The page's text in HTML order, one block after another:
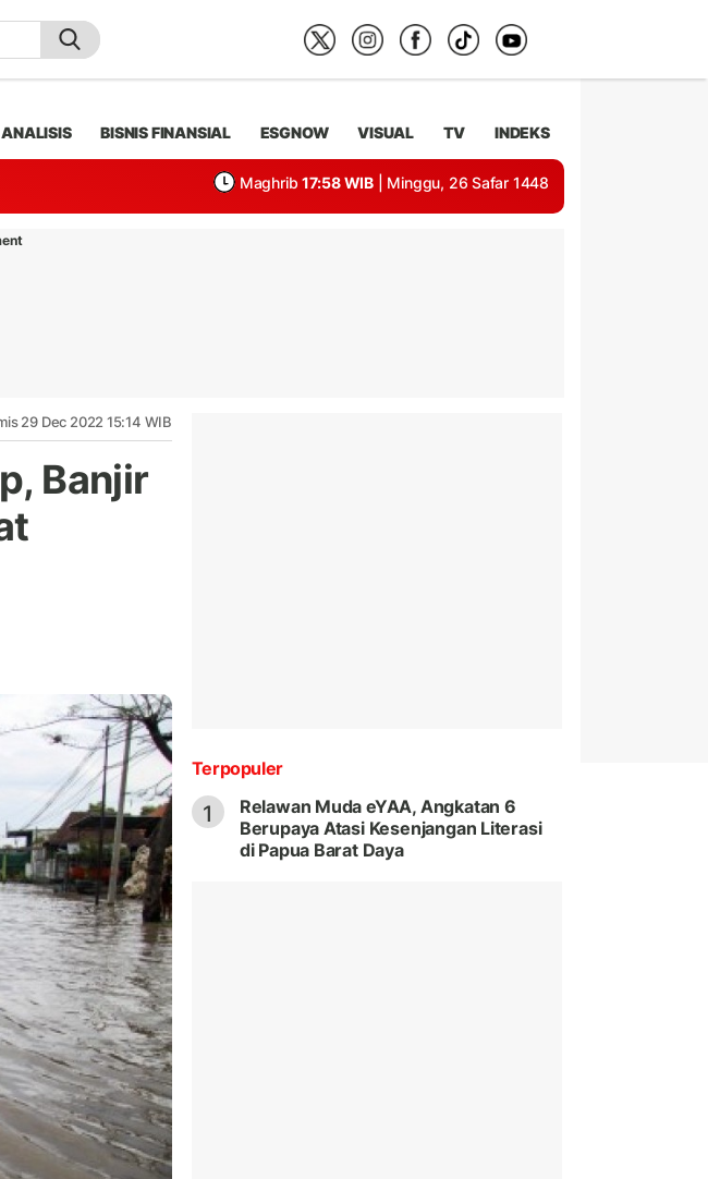
ANALISIS BISNIS FINANSIAL ESGNOW VISUAL TV INDEKS
Maghrib 17:58 WIB | Minggu, 26 Safar 1448
29 Dec 2022 15:14 WIB
Banjir
Terpopuler
1
Relawan Muda eYAA, Angkatan 6
Berupaya Atasi Kesenjangan Literasi
di Papua Barat Daya